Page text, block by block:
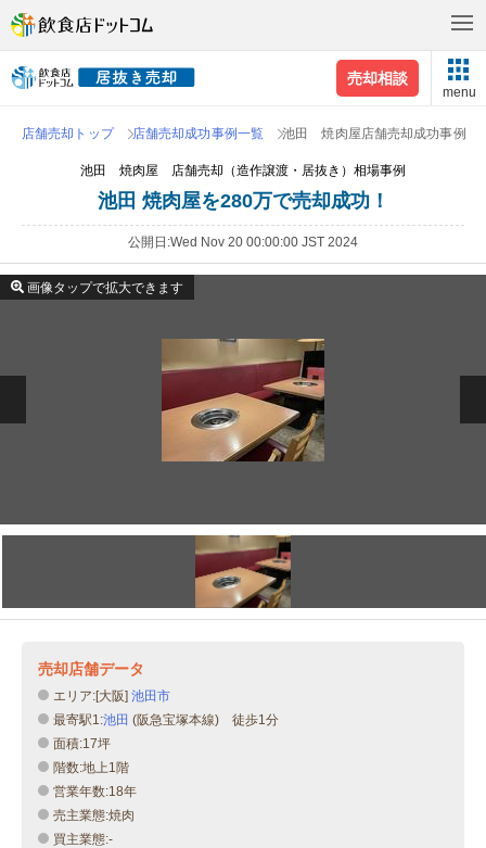
売却相談
menu
店舗売却トップ 店舗売却成功事例一覧 池田 焼肉屋店舗売却成功事例
池田 焼肉屋 店舗売却（造作譲渡・居抜き）相場事例
池田 焼肉屋を280万で売却成功！
公開日 Wed Nov 20 00:00:00 JST 2024
画像タップで拡大できます
売却店舗データ
エリア:[大阪] 池田市
最寄駅1:池田 (阪急宝塚本線) 徒歩1分
面積:17坪
階数:地上1階
営業年数:18年
売主業態:焼肉
買主業態:-